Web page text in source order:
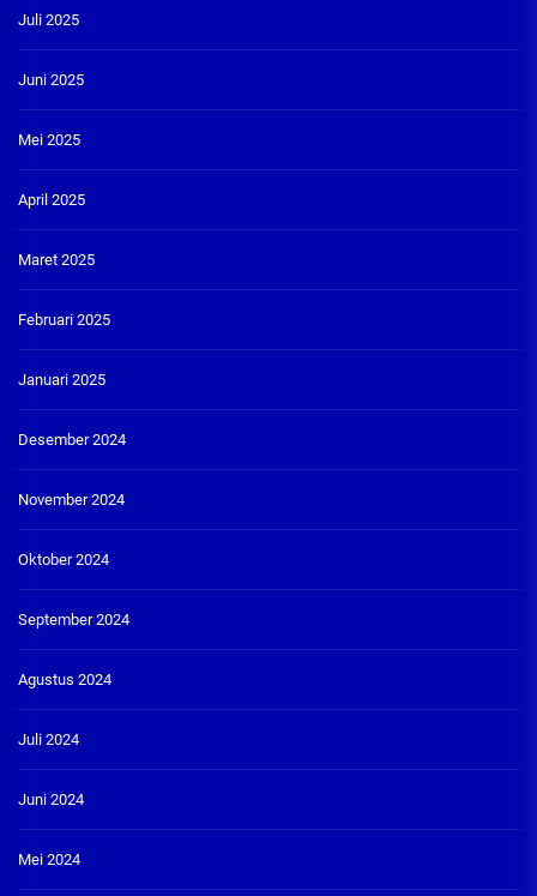
Juli 2025
Juni 2025
Mei 2025
April 2025
Maret 2025
Februari 2025
Januari 2025
Desember 2024
November 2024
Oktober 2024
September 2024
Agustus 2024
Juli 2024
Juni 2024
Mei 2024